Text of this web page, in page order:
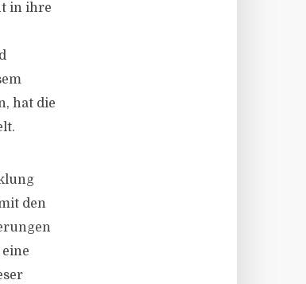
in ihre
hat die
den